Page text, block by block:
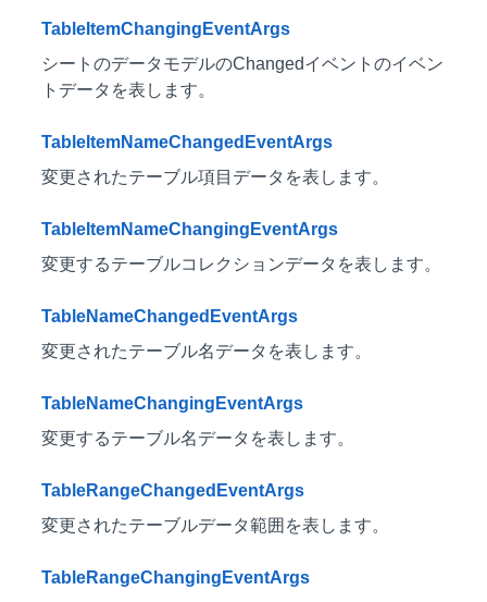
TableItemChangingEventArgs
シートのデータモデルのChangedイベントのイベン
トデータを表します。
TableItemNameChangedEventArgs
変更されたテーブル項目データを表します。
TableItemNameChangingEventArgs
変更するテーブルコレクションデータを表します。
TableNameChangedEventArgs
変更されたテーブル名データを表します。
TableNameChangingEventArgs
変更するテーブル名データを表します。
TableRangeChangedEventArgs
変更されたテーブルデータ範囲を表します。
TableRangeChangingEventArgs